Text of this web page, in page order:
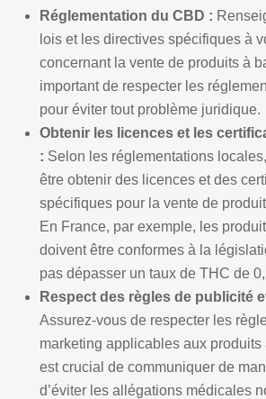
Réglementation du CBD :
lois et les directives spécifiques à
concernant la vente de produits à
important de respecter les
pour éviter tout problème juridique.
Obtenir les licences et les
: Selon les réglementations
être obtenir des licences et des
spécifiques pour la vente de
En France, par exemple, les
doivent être conformes à la
pas dépasser un taux de THC de
Respect des règles de publicité
Assurez-vous de respecter les
marketing applicables aux produits
est crucial de communiquer de
d’éviter les allégations médicales